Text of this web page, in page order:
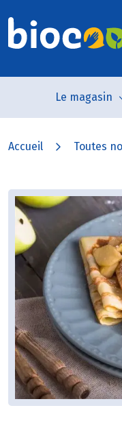
Le magasin
Accueil Toutes